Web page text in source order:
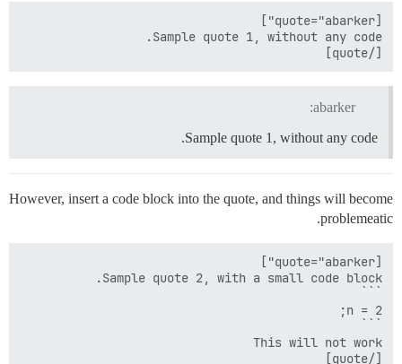
[/quote]
abarker:
Sample quote 1, without any code.
However, insert a code block into the quote, and things will become
problemeatic.
[/quote]